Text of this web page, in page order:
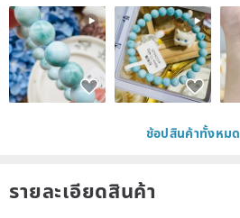
ช้อปสินค้าทั้งหมด
รายละเอียดสินค้า